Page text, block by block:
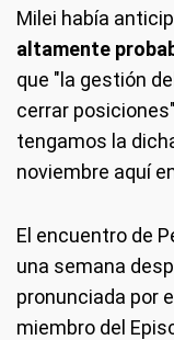
Milei había
altamente
que "la gestión
cerrar
tengamos la
noviembre aquí
El encuentro de
una semana
pronunciada por
miembro del